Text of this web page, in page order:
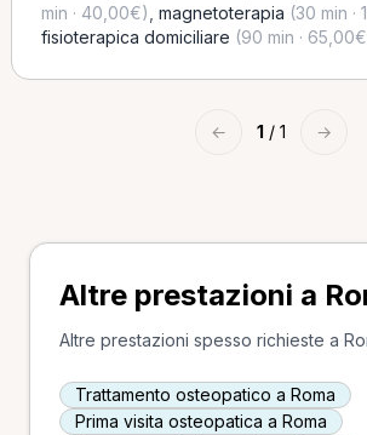
min · 40,00€) magnetoterapia (30 min ·
fisioterapica domiciliare (90 min ·
← 1 / 1 →
Altre prestazioni a
Altre prestazioni spesso richieste a
Trattamento osteopatico a Roma
Prima visita osteopatica a Roma